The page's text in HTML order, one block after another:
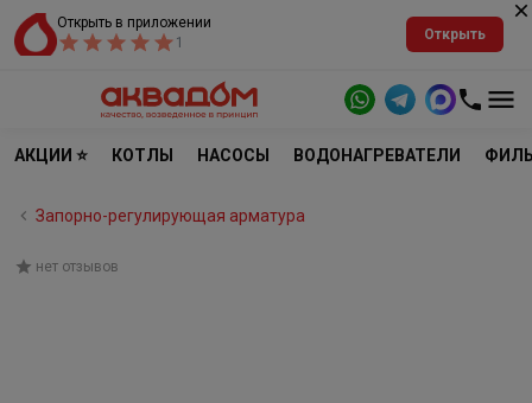
Открыть в приложении
1
Открыть
АКЦИИ ⭐ КОТЛЫ НАСОСЫ ВОДОНАГРЕВАТЕЛИ
Запорно-регулирующая арматура
нет отзывов